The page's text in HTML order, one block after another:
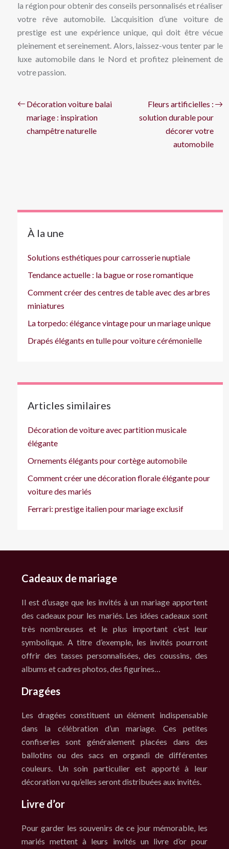
la région pour obtenir des conseils personnalisés et réaliser
votre rêve automobile. L’acquisition d’une voiture de
prestige est une expérience unique, qui doit être vécue
pleinement et sereinement. Alors, laissez-vous tenter par le
luxe automobile dans le Nord et profitez pleinement de
votre passion.
Décoration voiture balai
mariage : inspiration
champêtre naturelle
Fleurs artificielles :
solution durable pour
décorer votre
automobile
À la une
Solutions esthétiques pour carrosserie nuptiale
Tendance actuelle : la bague or rose romantique
Comment créer des centres de table avec des arbres
miniatures
La torpedo: élégance vintage pour un mariage unique
Drapés élégants en tulle pour voiture cérémonielle
Articles similaires
Décoration de voiture avec partition musicale
élégante
Ornements élégants pour cortège automobile
Comment créer une décoration florale élégante pour
voiture des mariés
Ferrari: prestige italien pour mariage exclusif
Cadeaux de mariage
Il est d’usage que les invités à un mariage apportent
des cadeaux pour les mariés. Les idées cadeaux sont
très nombreuses et le plus important c’est leur
symbolique. A titre d’exemple, les invités pourront
offrir des tasses personnalisées, des coussins, des
albums et cadres photos, des figurines…
Dragées
Les dragées constituent un élément indispensable
dans la célébration d’un mariage. Ces petites
confiseries sont généralement placées dans des
ballotins ou des sacs en organdi de différentes
couleurs. Un soin particulier est apporté à leur
décoration vu qu’elles seront distribuées aux invités.
Livre d’or
Pour garder les souvenirs de ce jour mémorable, les
mariés mettent à leurs invités un livre d’or pour